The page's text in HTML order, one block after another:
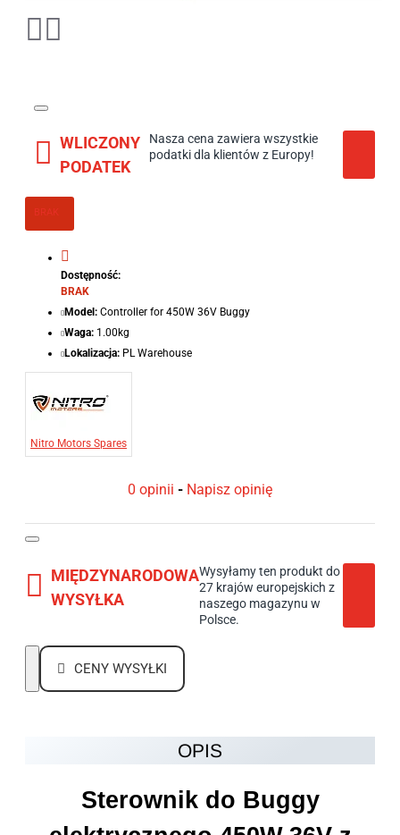
WLICZONY
PODATEK
Nasza cena zawiera wszystkie
podatki dla klientów z Europy!
Dostępność:
BRAK
Model: Controller for 450W 36V Buggy
Waga: 1.00kg
Lokalizacja: PL Warehouse
Nitro Motors Spares
0 opinii - Napisz opinię
MIĘDZYNARODOWA
WYSYŁKA
Wysyłamy ten produkt do
27 krajów europejskich z
naszego magazynu w
Polsce.
CENY WYSYŁKI
OPIS
Sterownik do Buggy